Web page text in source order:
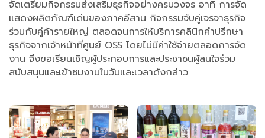
จัดเตรียมกิจกรรมส่งเสริมธุรกิจอย่างครบวงจร อาทิ การจัด
แสดงผลิตภัณฑ์เด่นของภาคอีสาน กิจกรรมจับคู่เจรจาธุรกิจ
ร่วมกับคู่ค้ารายใหญ่ ตลอดจนการให้บริการคลินิกคำปรึกษา
ธุรกิจจากเจ้าหน้าที่ศูนย์ OSS โดยไม่มีค่าใช้จ่ายตลอดการจัด
งาน จึงขอเรียนเชิญผู้ประกอบการและประชาชนผู้สนใจร่วม
สนับสนุนและเข้าชมงานในวันและเวลาดังกล่าว